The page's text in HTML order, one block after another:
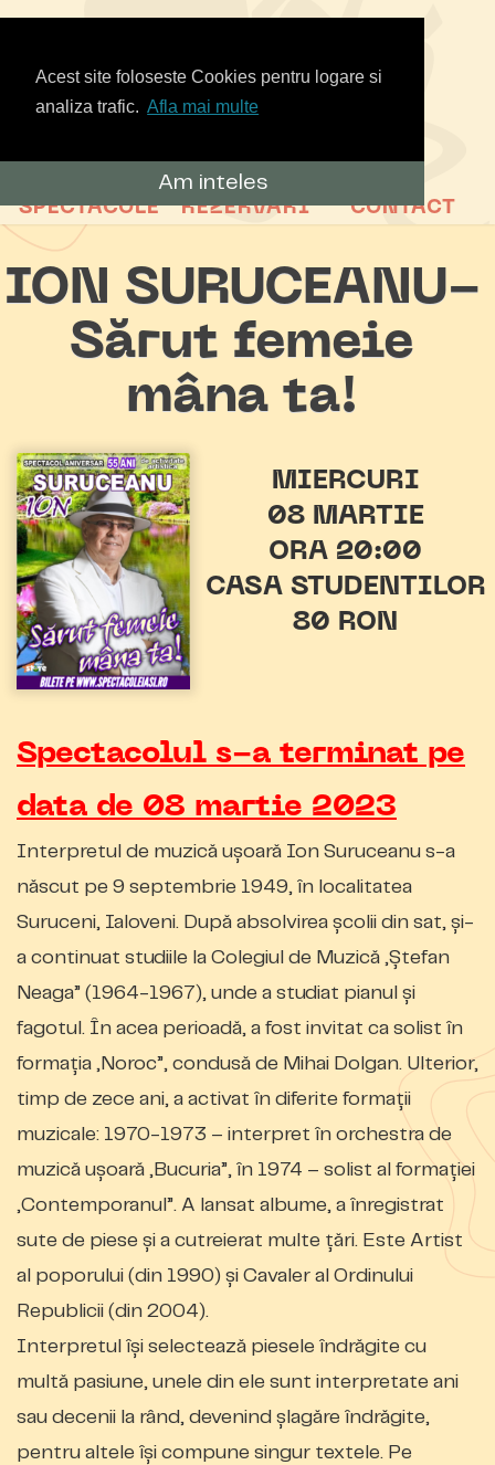
Acest site foloseste Cookies pentru logare si
analiza trafic. Afla mai multe
Am inteles
SPECTACOLE REZERVARI CONTACT
ION SURUCEANU-
Sărut femeie
mâna ta!
MIERCURI
08 MARTIE
ORA 20:00
CASA STUDENTILOR
80 RON
Spectacolul s-a terminat pe
data de 08 martie 2023
Interpretul de muzică uşoară Ion Suruceanu s-a
născut pe 9 septembrie 1949, în localitatea
Suruceni, Ialoveni. După absolvirea şcolii din sat, şi-
a continuat studiile la Colegiul de Muzică „Ştefan
Neaga” (1964-1967), unde a studiat pianul şi
fagotul. În acea perioadă, a fost invitat ca solist în
formaţia „Noroc”, condusă de Mihai Dolgan. Ulterior,
timp de zece ani, a activat în diferite formaţii
muzicale: 1970-1973 – interpret în orchestra de
muzică uşoară „Bucuria”, în 1974 – solist al formaţiei
„Contemporanul”. A lansat albume, a înregistrat
sute de piese și a cutreierat multe ţări. Este Artist
al poporului (din 1990) şi Cavaler al Ordinului
Republicii (din 2004).
Interpretul îşi selectează piesele îndrăgite cu
multă pasiune, unele din ele sunt interpretate ani
sau decenii la rând, devenind şlagăre îndrăgite,
pentru altele îşi compune singur textele. Pe